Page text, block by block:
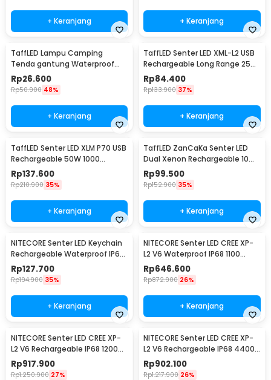
+ Keranjang + Keranjang
TaffLED Lampu Camping
Tenda gantung Waterproof
Emergency 120 Lumens - G198
Rp26.600
Rp50.900 48%
+ Keranjang
TaffLED Senter LED XML-L2 USB
Rechargeable Long Range 25W
1000 Lumens Without Battery
- XML-L2
Rp84.400
Rp133.900 37%
+ Keranjang
TaffLED Senter LED XLM P70 USB
Rechargeable 50W 1000
Lumens with 26650 Battery -
XLM-P70
Rp137.600
Rp210.900 35%
+ Keranjang
TaffLED ZanCaKa Senter LED
Dual Xenon Rechargeable 10W
13500 Lumens - Q3
Rp99.500
Rp152.900 35%
+ Keranjang
NITECORE Senter LED Keychain
Rechargeable Waterproof IP65
55 Lumens - Tube V2.0
Rp127.700
Rp194.900 35%
+ Keranjang
NITECORE Senter LED CREE XP-
L2 V6 Waterproof IP68 1100
Lumens - P10 V2
Rp646.600
Rp872.900 26%
+ Keranjang
NITECORE Senter LED CREE XP-
L2 V6 Rechargeable IP68 1200
Lumens - MH12 V2
Rp917.900
Rp1.250.900 27%
NITECORE Senter LED CREE XP-
L2 V6 Rechargeable IP68 4400
Lumens - E4K
Rp902.100
Rp1.217.900 26%